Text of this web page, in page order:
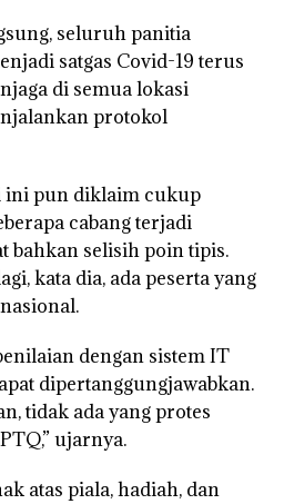
seluruh panitia
satgas Covid-19 terus
di semua lokasi
protokol
ini pun diklaim cukup
cabang terjadi
bahkan selisih poin tipis.
kata dia, ada peserta yang
dengan sistem IT
dipertanggungjawabkan.
tidak ada yang protes
ujarnya.
atas piala, hadiah, dan